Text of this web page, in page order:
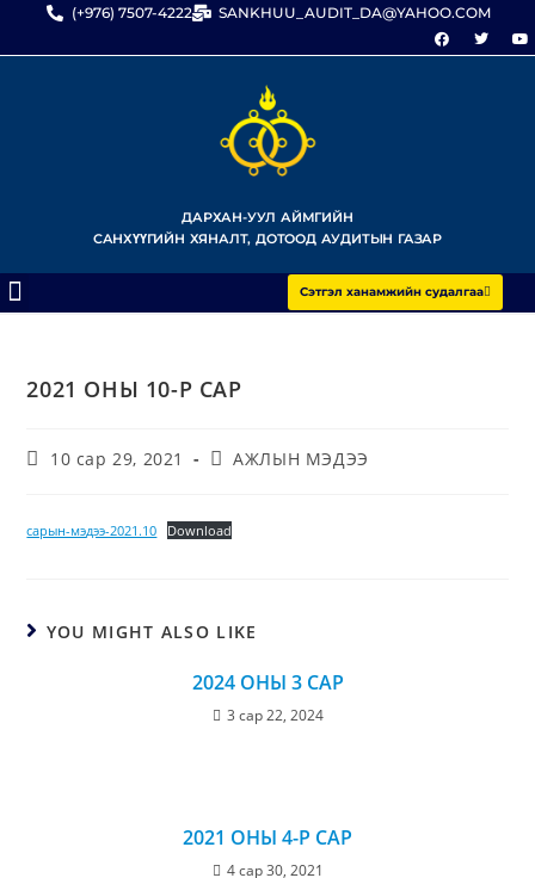
(+976) 7507-4222 SANKHUU_AUDIT_DA@YAHOO.COM
ДАРХАН-УУЛ АЙМГИЙН
САНХҮҮГИЙН ХЯНАЛТ, ДОТООД АУДИТЫН ГАЗАР
Сэтгэл ханамжийн судалгаа
2021 ОНЫ 10-Р САР
10 сар 29, 2021 АЖЛЫН МЭДЭЭ
сарын-мэдээ-2021.10 Download
YOU MIGHT ALSO LIKE
2024 ОНЫ 3 САР
3 сар 22, 2024
2021 ОНЫ 4-Р САР
4 сар 30, 2021